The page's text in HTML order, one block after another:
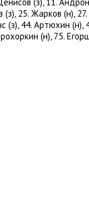
(з), 25. Жарков (н),
(з), 44. Артюхин (н),
(н), 75.